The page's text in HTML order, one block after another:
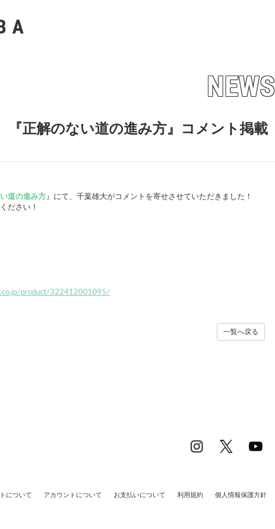
NEWS
『正解のない道の進み方』コメント掲載
道の進み方』 にて、千葉雄大がコメントを寄せさせていただきました！
ださい！
product/322412001095/
一覧へ戻る
について アカウントについて お支払いについて 利用規約 個人情報保護方針